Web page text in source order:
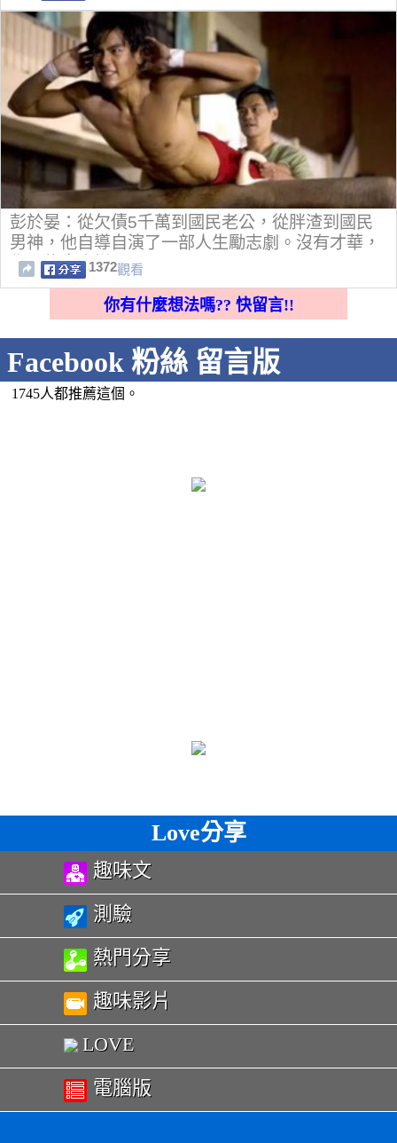
彭於晏：從欠債5千萬到國民老公，從胖渣到國民
男神，他自導自演了一部人生勵志劇。沒有才華，
你只能拿命拼
1372觀看
你有什麼想法嗎?? 快留言!!
Facebook 粉絲 留言版
1745人都推薦這個。
Love分享
趣味文
測驗
熱門分享
趣味影片
LOVE
電腦版